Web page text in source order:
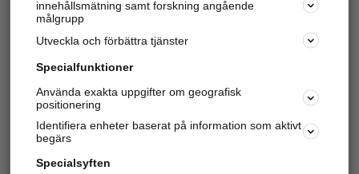
Har du redan verifierat ditt företag? Logga in
Varje vecka besöker du och4 miljoner
andra
härliga användare oss för att hitta rätt lokal
information om företag, privatpersoner och
platser.
innehållsmätning samt forskning angående
målgrupp
Utveckla och förbättra tjänster
Specialfunktioner
Använda exakta uppgifter om geografisk
positionering
Identifiera enheter baserat på information som aktivt
begärs
Specialsyften